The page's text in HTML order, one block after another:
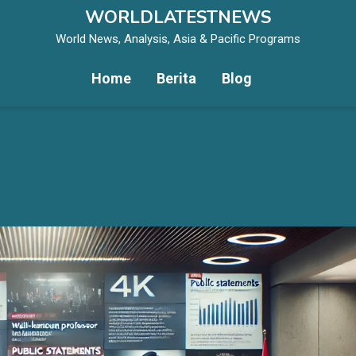
WORLDLATESTNEWS
World News, Analysis, Asia & Pacific Programs
Home Berita Blog